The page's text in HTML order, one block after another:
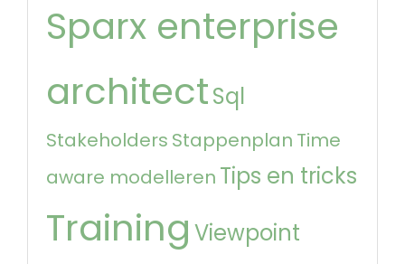
Sparx enterprise
architectSql
Stakeholders Stappenplan Time
aware modelleren Tips en tricks
Training Viewpoint